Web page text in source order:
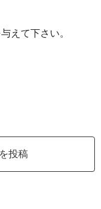
えて下さい。
投稿